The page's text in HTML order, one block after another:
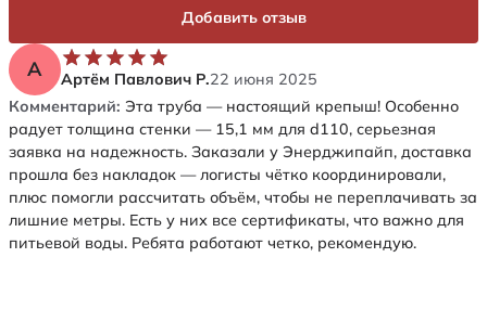
А Артём Павлович Р.22 июня 2025
Комментарий: Эта труба — настоящий крепыш! Особенно
радует толщина стенки — 15,1 мм для d110, серьезная
заявка на надежность. Заказали у Энерджипайп, доставка
прошла без накладок — логисты чётко координировали,
плюс помогли рассчитать объём, чтобы не переплачивать за
лишние метры. Есть у них все сертификаты, что важно для
питьевой воды. Ребята работают четко, рекомендую.
Добавить отзыв